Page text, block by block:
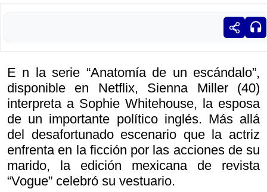
E n la serie “Anatomía de un escándalo”,
disponible en Netflix, Sienna Miller (40)
interpreta a Sophie Whitehouse, la esposa
de un importante político inglés. Más allá
del desafortunado escenario que la actriz
enfrenta en la ficción por las acciones de su
marido, la edición mexicana de revista
“Vogue” celebró su vestuario.